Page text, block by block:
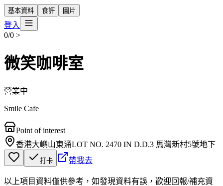
基本資料 食評 圖片
登入
0/0 >
微笑咖啡室
營業中
Smile Cafe
Point of interest
香港大嶼山東涌LOT NO. 2470 IN D.D.3 馬灣新村5號地下
打卡 帶我去
以上項目資料僅供參考，如發現資料有誤，歡迎回報/補充資